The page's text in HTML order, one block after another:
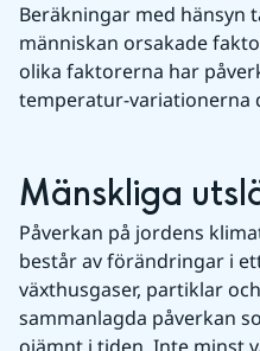
Beräkningar med hänsyn
människan orsakade
olika faktorerna har
temperatur-variationerna
Mänskliga
Påverkan på jordens
består av förändringar i
växthusgaser, partiklar
sammanlagda påverkan